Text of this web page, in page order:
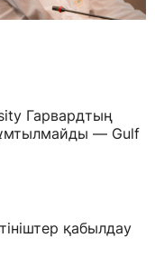
Гарвардтың
ұмтылмайды — Gulf
қабылдау